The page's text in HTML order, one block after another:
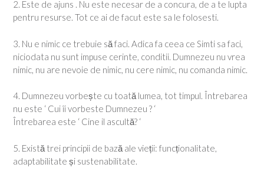
2. Este de ajuns . Nu este necesar de a concura, de a te lupta
pentru resurse. Tot ce ai de facut este sa le folosesti.
3. Nu e nimic ce trebuie să faci. Adica fa ceea ce Simti sa faci,
niciodata nu sunt impuse cerinte, conditii. Dumnezeu nu vrea
nimic, nu are nevoie de nimic, nu cere nimic, nu comanda nimic.
4. Dumnezeu vorbește cu toată lumea, tot timpul. Întrebarea
nu este ‘ Cui îi vorbeste Dumnezeu ? ‘
Întrebarea este ‘ Cine il ascultă? ‘
5. Există trei principii de bază ale vieții: funcționalitate,
adaptabilitate și sustenabilitate.